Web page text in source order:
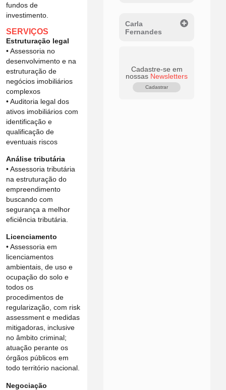
fundos de
investimento.
SERVIÇOS
Estruturação legal
• Assessoria no
desenvolvimento e na
estruturação de
negócios imobiliários
complexos
• Auditoria legal dos
ativos imobiliários com
identificação e
qualificação de
eventuais riscos
Análise tributária
• Assessoria tributária
na estruturação do
empreendimento
buscando com
segurança a melhor
eficiência tributária.
Licenciamento
• Assessoria em
licenciamentos
ambientais, de uso e
ocupação do solo e
todos os
procedimentos de
regularização, com risk
assessment e medidas
mitigadoras, inclusive
no âmbito criminal;
atuação perante os
órgãos públicos em
todo território nacional.
Negociação
Carla
Fernandes
Cadastre-se em
nossas Newsletters
Cadastrar